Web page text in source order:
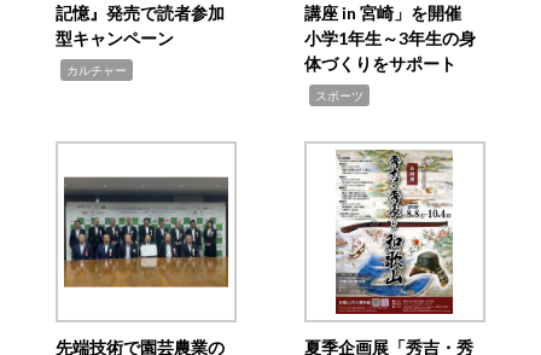
記憶』発売で読者参加
型キャンペーン
カルチャー
講座 in 宮崎」を開催
小学1年生～3年生の身
体づくりをサポート
スポーツ
先端技術で園芸農業の 夏季企画展「秀吉・秀